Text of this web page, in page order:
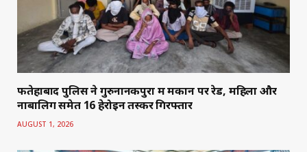
फतेहाबाद पुलिस ने गुरुनानकपुरा में मकान पर रेड, महिला और
नाबालिग समेत 16 हेरोइन तस्कर गिरफ्तार
AUGUST 1, 2026